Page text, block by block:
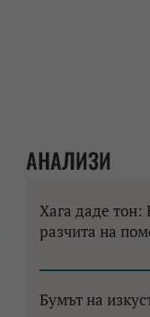
АНАЛИЗИ
Хага даде тон:
разчита на
Бумът на